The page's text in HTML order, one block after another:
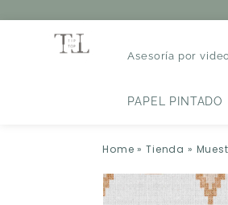
Asesoría por
PAPEL PINTADO
Home »Tienda »